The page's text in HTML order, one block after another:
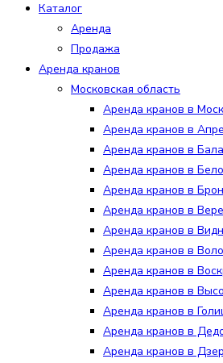
Каталог
Аренда
Продажа
Аренда кранов
Московская область
Аренда кранов в
Аренда кранов в
Аренда кранов в
Аренда кранов в
Аренда кранов в
Аренда кранов в
Аренда кранов в
Аренда кранов в
Аренда кранов в
Аренда кранов в
Аренда кранов в
Аренда кранов в
Аренда кранов в